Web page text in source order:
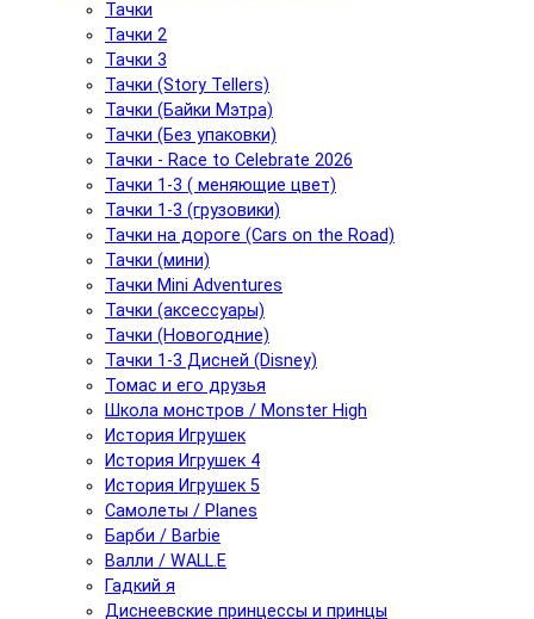
Тачки
Тачки 2
Тачки 3
Тачки (Story Tellers)
Тачки (Байки Мэтра)
Тачки (Без упаковки)
Тачки - Race to Celebrate 2026
Тачки 1-3 ( меняющие цвет)
Тачки 1-3 (грузовики)
Тачки на дороге (Cars on the Road)
Тачки (мини)
Тачки Mini Adventures
Тачки (аксессуары)
Тачки (Новогодние)
Тачки 1-3 Дисней (Disney)
Томас и его друзья
Школа монстров / Monster High
История Игрушек
История Игрушек 4
История Игрушек 5
Самолеты / Planes
Барби / Barbie
Валли / WALL.E
Гадкий я
Диснеевские принцессы и принцы